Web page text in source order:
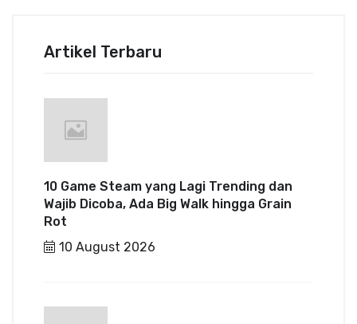
Artikel Terbaru
10 Game Steam yang Lagi Trending dan
Wajib Dicoba, Ada Big Walk hingga Grain
Rot
10 August 2026